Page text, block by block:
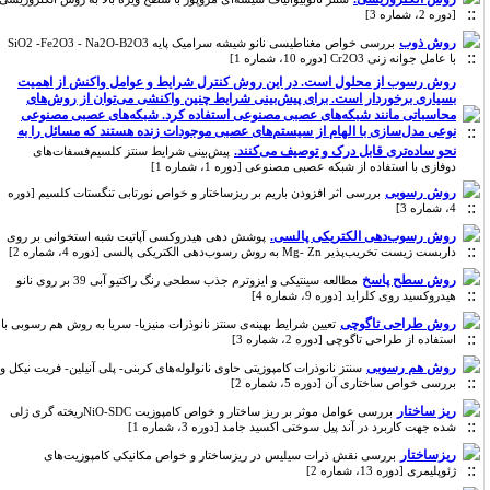
[دوره 2، شماره 3]
روش ذوب
بررسی خواص مغناطیسی نانو شیشه سرامیک پایه SiO2 -Fe2O3 - Na2O-B2O3
با عامل جوانه زنی Cr2O3 [دوره 10، شماره 1]
روش رسوب از محلول است. در این روش کنترل شرایط و عوامل واکنش از اهمیت
بسیاری برخوردار است. برای پیش‌بینی شرایط چنین واکنشی می‌توان از روش‌های
محاسباتی مانند شبکه‌های عصبی مصنوعی استفاده کرد.‌ شبکه‌های عصبی مصنوعی
نوعی مدل‌سازی با الهام از سیستم‌های عصبی موجودات زنده هستند که مسائل را به
نحو ساده‌تری قابل درک و توصیف می‌کنند. پیش‌بینی شرایط سنتز کلسیم‌فسفات‌های
دوفازی با استفاده از شبکه‌ عصبی مصنوعی [دوره 1، شماره 1]
روش رسوبی بررسی اثر افزودن باریم بر ریزساختار و خواص نورتابی تنگستات کلسیم [دوره
روش رسوب‌دهی الکتریکی پالسی. پوشش دهی هیدروکسی آپاتیت شبه استخوانی بر روی
داربست زیست تخریب‌پذیر Mg- Zn به روش رسوب‌دهی الکتریکی پالسی [دوره 4، شماره 2]
روش سطح پاسخ
مطالعه سینتیکی و ایزوترم جذب سطحی رنگ راکتیو آبی 39 بر روی نانو
هیدروکسید روی کلراید [دوره 9، شماره 4]
روش طراحی تاگوچی تعیین شرایط بهینه‌ی سنتز نانوذرات منیزیا- سریا به روش هم رسوبی با
استفاده از طراحی تاگوچی [دوره 2، شماره 3]
روش هم رسوبی سنتز نانوذرات کامپوزیتی حاوی نانولوله‌های کربنی- پلی آنیلین- فریت نیکل و
بررسی خواص ساختاری آن [دوره 5، شماره 2]
ریز ساختار
بررسی عوامل موثر بر ریز ساختار و خواص کامپوزیت NiO-SDCریخته گری ژلی
شده جهت کاربرد در آند پیل سوختی اکسید جامد [دوره 3، شماره 1]
ریزساختار بررسی نقش ذرات سیلیس در ریزساختار و خواص مکانیکی کامپوزیت‌های
ژئوپلیمری [دوره 13، شماره 2]